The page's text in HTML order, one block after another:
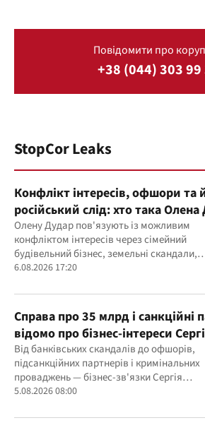
Повідомити про
+38 (044) 303 99
StopCor Leaks
Конфлікт інтересів, офшори та
російський слід: хто така
Олену Дудар пов'язують із можливим
конфліктом інтересів через сімейний
будівельний бізнес, земельні скандали,
судові справи
6.08.2026 17:20
Справа про 35 млрд і санкційні
відомо про бізнес-інтереси
"Родовід Банку" до
Від банківських скандалів до офшорів,
підсанкційних партнерів і кримінальних
проваджень — бізнес-зв'язки Сергія
Дядечка й досі простягаються через
5.08.2026 08:00